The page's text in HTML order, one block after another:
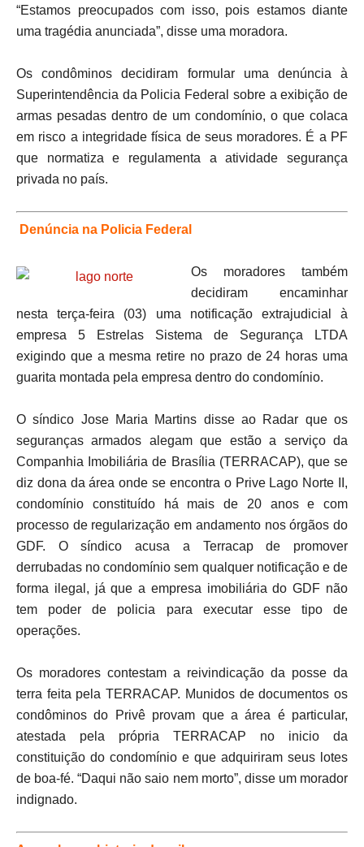
“Estamos preocupados com isso, pois estamos diante
uma tragédia anunciada”, disse uma moradora.
Os condôminos decidiram formular uma denúncia à
Superintendência da Policia Federal sobre a exibição de
armas pesadas dentro de um condomínio, o que colaca
em risco a integridade física de seus moradores. É a PF
que normatiza e regulamenta a atividade segurança
privada no país.
Denúncia na Policia Federal
Os moradores também
decidiram encaminhar
nesta terça-feira (03) uma notificação extrajudicial à
empresa 5 Estrelas Sistema de Segurança LTDA
exigindo que a mesma retire no prazo de 24 horas uma
guarita montada pela empresa dentro do condomínio.
O síndico Jose Maria Martins disse ao Radar que os
seguranças armados alegam que estão a serviço da
Companhia Imobiliária de Brasília (TERRACAP), que se
diz dona da área onde se encontra o Prive Lago Norte II,
condomínio constituído há mais de 20 anos e com
processo de regularização em andamento nos órgãos do
GDF. O síndico acusa a Terracap de promover
derrubadas no condomínio sem qualquer notificação e de
forma ilegal, já que a empresa imobiliária do GDF não
tem poder de policia para executar esse tipo de
operações.
Os moradores contestam a reivindicação da posse da
terra feita pela TERRACAP. Munidos de documentos os
condôminos do Privê provam que a área é particular,
atestada pela própria TERRACAP no inicio da
constituição do condomínio e que adquiriram seus lotes
de boa-fé. “Daqui não saio nem morto”, disse um morador
indignado.